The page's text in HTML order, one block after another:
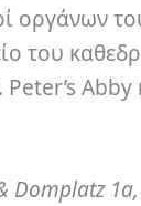
οργάνων
του
Abby
Domplatz 1a,